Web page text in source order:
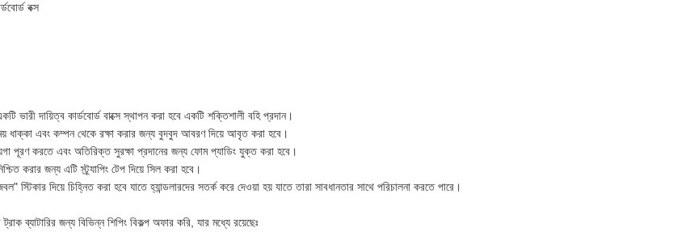
বক্স
ভারী দায়িত্ব কার্ডবোর্ড বাক্সে স্থাপন করা হবে একটি শক্তিশালী বহি প্রদান।
ধাক্কা এবং কম্পন থেকে রক্ষা করার জন্য বুদবুদ আবরণ দিয়ে আবৃত করা হবে।
পূরণ করতে এবং অতিরিক্ত সুরক্ষা প্রদানের জন্য ফোম প্যাডিং যুক্ত করা হবে।
করার জন্য এটি স্ট্র্যাপিং টেপ দিয়ে সিল করা হবে।
স্টিকার দিয়ে চিহ্নিত করা হবে যাতে হ্যান্ডলারদের সতর্ক করে দেওয়া হয় যাতে তারা সাবধানতার সাথে পরিচালনা করতে পারে।
ব্যাটারির জন্য বিভিন্ন শিপিং বিকল্প অফার করি, যার মধ্যে রয়েছেঃ